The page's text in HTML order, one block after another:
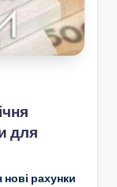
для
рахунки